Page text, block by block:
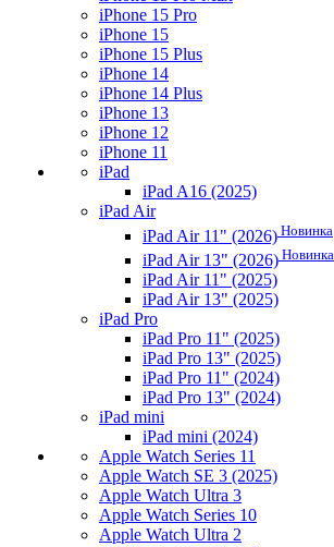
iPhone 15 Pro
iPhone 15
iPhone 15 Plus
iPhone 14
iPhone 14 Plus
iPhone 13
iPhone 12
iPhone 11
iPad
iPad A16 (2025)
iPad Air
iPad Air 11" (2026) Новинка
iPad Air 13" (2026) Новинка
iPad Air 11" (2025)
iPad Air 13" (2025)
iPad Pro
iPad Pro 11" (2025)
iPad Pro 13" (2025)
iPad Pro 11" (2024)
iPad Pro 13" (2024)
iPad mini
iPad mini (2024)
Apple Watch Series 11
Apple Watch SE 3 (2025)
Apple Watch Ultra 3
Apple Watch Series 10
Apple Watch Ultra 2